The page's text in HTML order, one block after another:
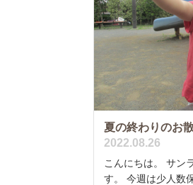
夏の終わりのお
2022.08.26
こんにちは。 サン
す。 今週は少人数